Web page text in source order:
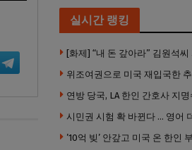
실시간 랭킹